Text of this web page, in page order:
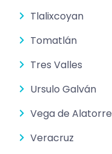
Tlalixcoyan
Tomatlán
Tres Valles
Ursulo Galván
Vega de Alatorre
Veracruz